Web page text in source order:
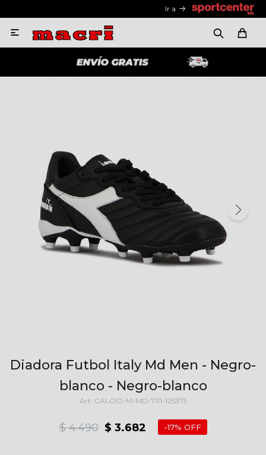
Ir a

Diadora Futbol Italy Md Men - Negro-
blanco - Negro-blanco
CALCIO-M-MD-7111-125375
$ 3.682
$ 4.490 17